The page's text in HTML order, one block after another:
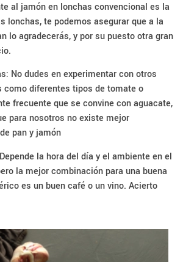
al jamón en lonchas convencional es la
lonchas, te podemos asegurar que a la
lo agradecerás, y por su puesto otra gran
No dudes en experimentar con otros
como diferentes tipos de tomate o
frecuente que se convine con aguacate,
para nosotros no existe mejor
pan y jamón
la hora del día y el ambiente en el
la mejor combinación para una buena
es un buen café o un vino. Acierto